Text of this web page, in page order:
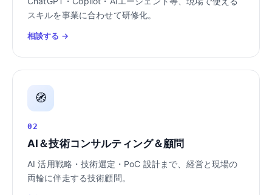
スキルを事業に合わせて研修化。
相談する →
🧭
02
AI＆技術コンサルティング＆顧問
AI 活用戦略・技術選定・PoC 設計まで、経営と現場の
両輪に伴走する技術顧問。